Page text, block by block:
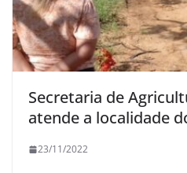
Secretaria de
atende a localidade
23/11/2022